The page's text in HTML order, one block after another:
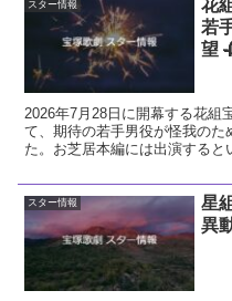
スター情報
花
若
望
2026年7月28日に開幕する花組
て、期待の若手男役が怪我のた
た。お芝居本編には出演すると
スター情報
星
異